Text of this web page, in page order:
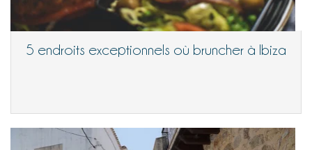
5 endroits exceptionnels où bruncher à Ibiza